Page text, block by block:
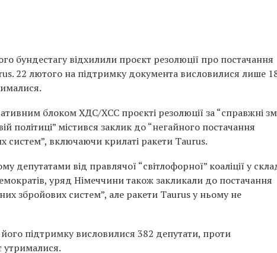
бундестагу відхилили проєкт резолюції про постачання
22 лютого на підтримку документа висловилися лише
блоком ХДС/ХСС проєкті резолюції за “справжні
політиці” містився заклик до “негайного постачання
систем”, включаючи крилаті ракети Taurus.
депутатами від правлячої “світлофорної” коаліції у
уряд Німеччини також закликали до постачання
збройових систем”, але ракети Taurus у ньому не
підтримку висловилися 382 депутати, проти
утрималися.